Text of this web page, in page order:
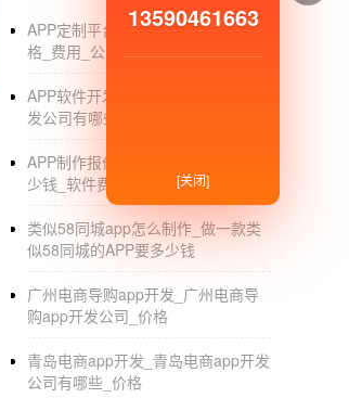
app开发哪个工具好用又能快速开发
您好，我是一名站长。
可以尝试使用应用公园
1.这个网站无需编程和代码，小白用户也能
2.功能很多，只要不是很复杂的APP，一般够
3.有多种主题模板可以直接套用，省时省力；
4.有免费版、付费版，即使是付费版比APP定
5.能制作安卓Android、IOS版手机APP
APP定制平台_APP定制开发平台价
格_费用_公司
APP软件开发公司_手机APP软件开
发公司有哪些_价格_经营范围
APP制作报价_制作一个APP要花多
少钱_软件费用_价格表
类似58同城app怎么制作_做一款类
似58同城的APP要多少钱
广州电商导购app开发_广州电商导
购app开发公司_价格
青岛电商app开发_青岛电商app开发
公司有哪些_价格
13590461663
[关闭]